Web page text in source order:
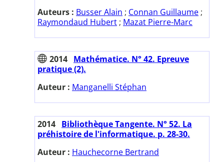
Auteurs : Busser Alain ; Connan Guillaume ;
Raymondaud Hubert ; Mazat Pierre-Marc
2014 Mathématice. N° 42. Epreuve
pratique (2).
Auteur : Manganelli Stéphan
2014 Bibliothèque Tangente. N° 52. La
préhistoire de l'informatique. p. 28-30.
Auteur : Hauchecorne Bertrand